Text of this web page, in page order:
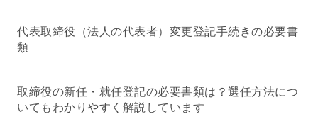
代表取締役（法人の代表者）変更登記手続きの必要書
類
取締役の新任・就任登記の必要書類は？選任方法につ
いてもわかりやすく解説しています